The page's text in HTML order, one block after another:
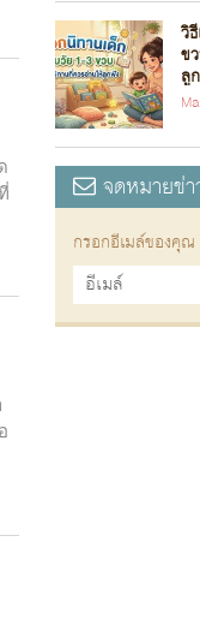
วิ
ข
ลู
จดหมายข่า
กรอกอีเมล์ของคุณ